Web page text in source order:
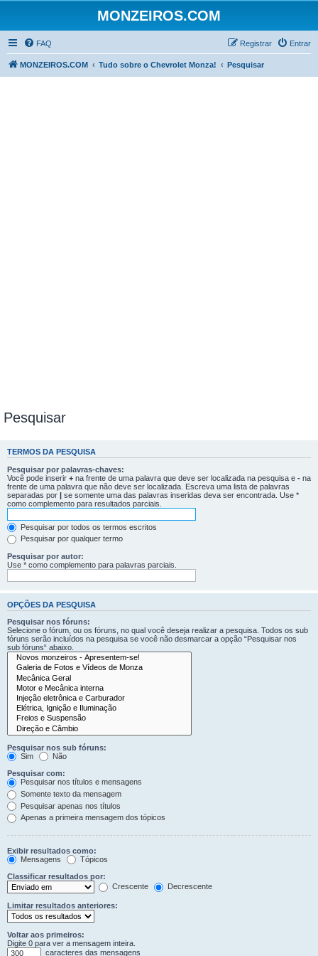
MONZEIROS.COM
FAQ Entrar
Registrar
MONZEIROS.COM Tudo sobre o Chevrolet Monza! Pesquisar
Pesquisar
TERMOS DA PESQUISA
Pesquisar por palavras-chaves:
Você pode inserir + na frente de uma palavra que deve ser localizada na pesquisa e - na
frente de uma palavra que não deve ser localizada. Escreva uma lista de palavras
separadas por | se somente uma das palavras inseridas deva ser encontrada. Use *
como complemento para resultados parciais.
Pesquisar por todos os termos escritos
Pesquisar por qualquer termo
Pesquisar por autor:
Use * como complemento para palavras parciais.
OPÇÕES DA PESQUISA
Pesquisar nos fóruns:
Selecione o fórum, ou os fóruns, no qual você deseja realizar a pesquisa. Todos os sub
fóruns serão incluídos na pesquisa se você não desmarcar a opção “Pesquisar nos
sub fóruns“ abaixo.
Pesquisar nos sub fóruns:
Sim
Não
Pesquisar com:
Pesquisar nos títulos e mensagens
Somente texto da mensagem
Pesquisar apenas nos títulos
Apenas a primeira mensagem dos tópicos
Exibir resultados como:
Mensagens
Tópicos
Classificar resultados por:
Crescente
Decrescente
Limitar resultados anteriores:
Voltar aos primeiros:
Digite 0 para ver a mensagem inteira.
caracteres das mensagens